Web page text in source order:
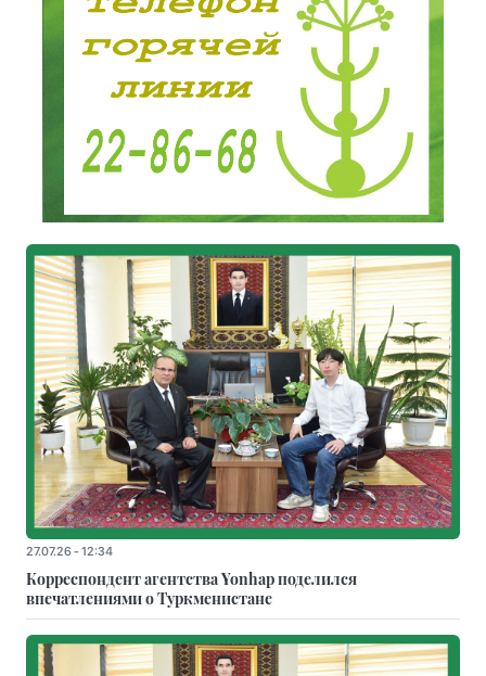
27.07.26 - 12:34
Корреспондент агентства Yonhap поделился
впечатлениями о Туркменистане